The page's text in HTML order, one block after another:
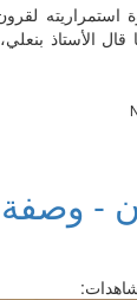
استمراريته
الأستاذ
- وصفة